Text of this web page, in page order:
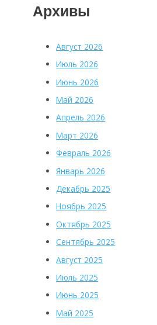
Архивы
Август 2026
Июль 2026
Июнь 2026
Май 2026
Апрель 2026
Март 2026
Февраль 2026
Январь 2026
Декабрь 2025
Ноябрь 2025
Октябрь 2025
Сентябрь 2025
Август 2025
Июль 2025
Июнь 2025
Май 2025